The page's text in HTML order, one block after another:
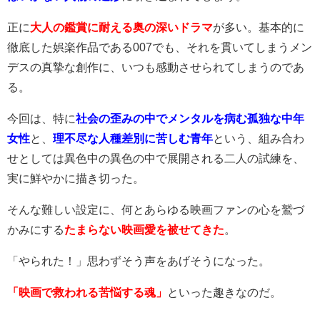
正に大人の鑑賞に耐える奥の深いドラマが多い。基本的に
徹底した娯楽作品である007でも、それを貫いてしまうメン
デスの真摯な創作に、いつも感動させられてしまうのであ
る。
今回は、特に社会の歪みの中でメンタルを病む孤独な中年
女性と、 理不尽な人種差別に苦しむ青年という、組み合わ
せとしては異色中の異色の中で展開される二人の試練を、
実に鮮やかに描き切った。
そんな難しい設定に、何とあらゆる映画ファンの心を鷲づ
かみにするたまらない映画愛を被せてきた
「やられた！」思わずそう声をあげそうになった。
「映画で救われる苦悩する魂」 といった趣きなのだ。